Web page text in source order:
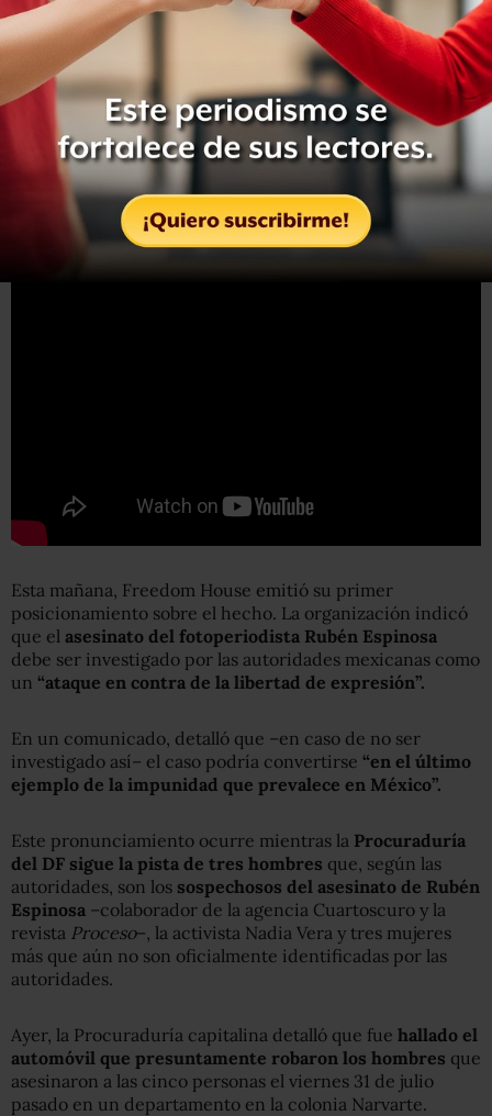
Esta mañana, Freedom House emitió su primer
posicionamiento sobre el hecho. La organización indicó
que el asesinato del fotoperiodista Rubén Espinosa
debe ser investigado por las autoridades mexicanas como
un “ataque en contra de la libertad de expresión”.
En un comunicado, detalló que –en caso de no ser
investigado así– el caso podría convertirse “en el último
ejemplo de la impunidad que prevalece en México”.
Este pronunciamiento ocurre mientras la Procuraduría
del DF sigue la pista de tres hombres que, según las
autoridades, son los sospechosos del asesinato de Rubén
Espinosa –colaborador de la agencia Cuartoscuro y la
revista Proceso–, la activista Nadia Vera y tres mujeres
más que aún no son oficialmente identificadas por las
autoridades.
Ayer, la Procuraduría capitalina detalló que fue hallado el
automóvil que presuntamente robaron los hombres que
asesinaron a las cinco personas el viernes 31 de julio
pasado en un departamento en la colonia Narvarte.